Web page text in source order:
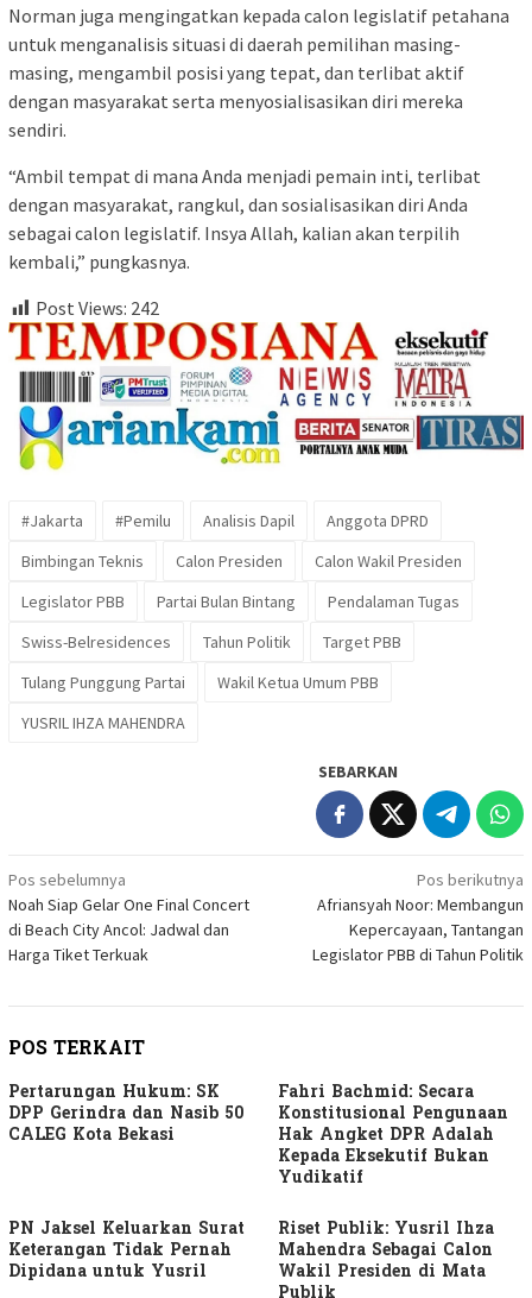
Norman juga mengingatkan kepada calon legislatif petahana
untuk menganalisis situasi di daerah pemilihan masing-
masing, mengambil posisi yang tepat, dan terlibat aktif
dengan masyarakat serta menyosialisasikan diri mereka
sendiri.
“Ambil tempat di mana Anda menjadi pemain inti, terlibat
dengan masyarakat, rangkul, dan sosialisasikan diri Anda
sebagai calon legislatif. Insya Allah, kalian akan terpilih
kembali,” pungkasnya.
Post Views: 242
#Jakarta #Pemilu Analisis Dapil
Anggota DPRD
Bimbingan Teknis
Calon Presiden
Calon Wakil Presiden
Legislator PBB
Partai Bulan Bintang
Pendalaman Tugas
Swiss-Belresidences
Tahun Politik
Target PBB
Tulang Punggung Partai
Wakil Ketua Umum PBB
YUSRIL IHZA MAHENDRA
SEBARKAN
Navigasi
pos
Pos sebelumnya
Noah Siap Gelar One Final Concert
di Beach City Ancol: Jadwal dan
Harga Tiket Terkuak
Pos berikutnya
Afriansyah Noor: Membangun
Kepercayaan, Tantangan
Legislator PBB di Tahun Politik
POS TERKAIT
Pertarungan Hukum: SK
DPP Gerindra dan Nasib 50
CALEG Kota Bekasi
Fahri Bachmid: Secara
Konstitusional Pengunaan
Hak Angket DPR Adalah
Kepada Eksekutif Bukan
Yudikatif
PN Jaksel Keluarkan Surat
Keterangan Tidak Pernah
Dipidana untuk Yusril
Riset Publik: Yusril Ihza
Mahendra Sebagai Calon
Wakil Presiden di Mata